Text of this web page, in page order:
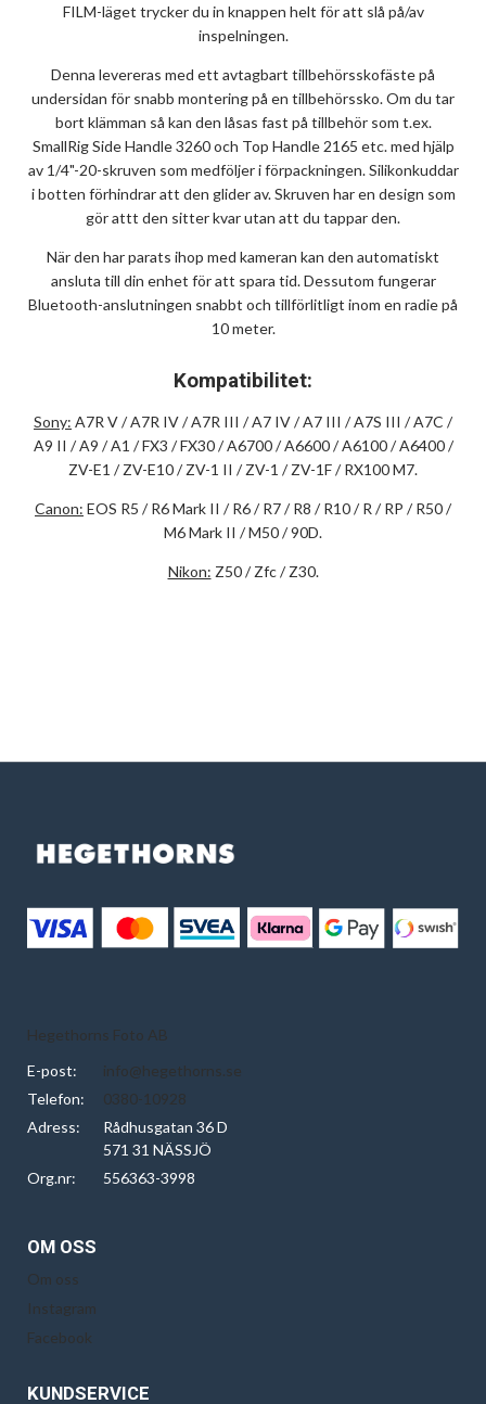
FILM-läget trycker du in knappen helt för att slå på/av
inspelningen.
Denna levereras med ett avtagbart tillbehörsskofäste på
undersidan för snabb montering på en tillbehörssko. Om du tar
bort klämman så kan den låsas fast på tillbehör som t.ex.
SmallRig Side Handle 3260 och Top Handle 2165 etc. med hjälp
av 1/4"-20-skruven som medföljer i förpackningen. Silikonkuddar
i botten förhindrar att den glider av. Skruven har en design som
gör attt den sitter kvar utan att du tappar den.
När den har parats ihop med kameran kan den automatiskt
ansluta till din enhet för att spara tid. Dessutom fungerar
Bluetooth-anslutningen snabbt och tillförlitligt inom en radie på
10 meter.
Kompatibilitet:
Sony: A7R V / A7R IV / A7R III / A7 IV / A7 III / A7S III / A7C /
A9 II / A9 / A1 / FX3 / FX30 / A6700 / A6600 / A6100 / A6400 /
ZV-E1 / ZV-E10 / ZV-1 II / ZV-1 / ZV-1F / RX100 M7.
Canon: EOS R5 / R6 Mark II / R6 / R7 / R8 / R10 / R / RP / R50 /
M6 Mark II / M50 / 90D.
Nikon: Z50 / Zfc / Z30.
Hegethorns Foto AB
E-post:
info@hegethorns.se
Telefon:
0380-10928
Adress:
Rådhusgatan 36 D
571 31 NÄSSJÖ
Org.nr:
556363-3998
OM OSS
Om oss
Instagram
Facebook
KUNDSERVICE